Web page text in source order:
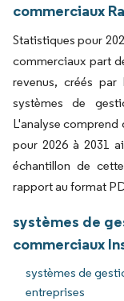
commerciaux
Statistiques pour
commerciaux part
revenus, créés
systèmes de
L'analyse
pour 2026 à 2031
échantillon de
rapport au format
systèmes de
commerciaux
systèmes de
entreprises